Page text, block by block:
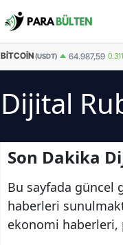
BITCOIN(USDT) 64.987,59
Dijital
Son Dakika
Bu sayfada güncel
haberleri
ekonomi haberleri,